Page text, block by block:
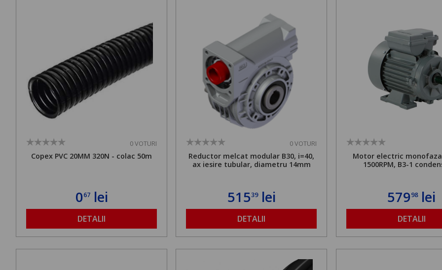
0 VOTURI
Copex PVC 20MM 320N - colac 50m
067lei
DETALII
0 VOTURI
Reductor melcat modular B30, i=40,
ax iesire tubular, diametru 14mm
51539lei
DETALII
Motor electric
1500RPM, B3-1
57998lei
DETALII